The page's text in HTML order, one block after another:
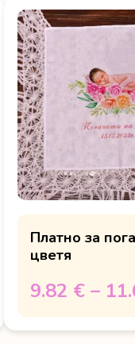
Платно за
цветя
9.82 € –